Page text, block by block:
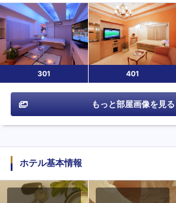
301 401
もっと部屋画像を見る
ホテル基本情報